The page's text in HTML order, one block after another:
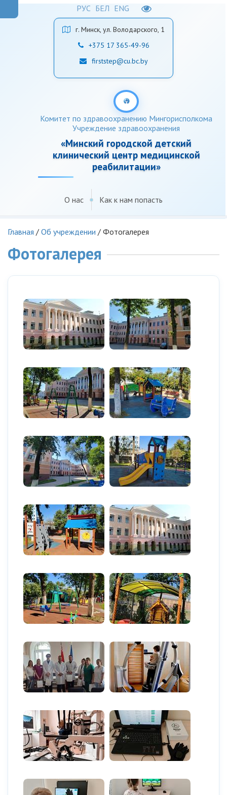
РУС БЕЛ ENG
г. Минск, ул. Володарского, 1
+375 17 365-49-96
firststep@cu.bc.by
Комитет по здравоохранению Мингорисполкома
Учреждение здравоохранения
«Минский городской детский
клинический центр медицинской
реабилитации»
О нас Как к нам попасть
Главная / Об учреждении / Фотогалерея
Фотогалерея